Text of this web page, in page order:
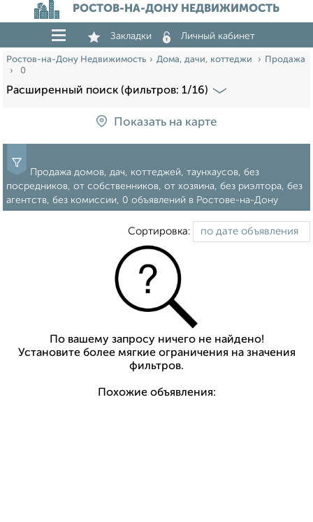
РОСТОВ-НА-ДОНУ НЕДВИЖИМОСТЬ
Закладки Личный кабинет
Ростов-на-Дону Недвижимость Дома, дачи, коттеджи
Продажа
0
Расширенный поиск (фильтров: 1/16)
Показать на карте
Продажа домов, дач, коттеджей, таунхаусов, без
посредников, от собственников, от хозяина, без риэлтора, без
агентств, без комиссии, 0 объявлений в Ростове-на-Дону
Сортировка:
По вашему запросу ничего не найдено!
Установите более мягкие ограничения на значения
фильтров.
Похожие объявления: